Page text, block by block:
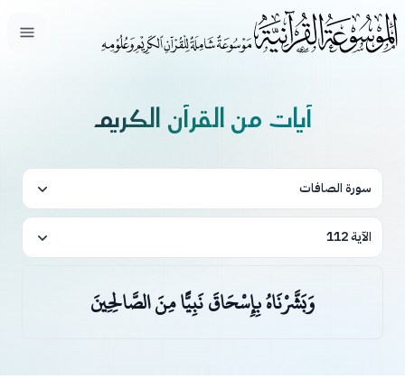
فتح
آيات من القرآن الكريم
سورة الصافات
الآية 112
وَبَشَّرْنَاهُ بِإِسْحَاقَ نَبِيًّا مِنَ الصَّالِحِينَ